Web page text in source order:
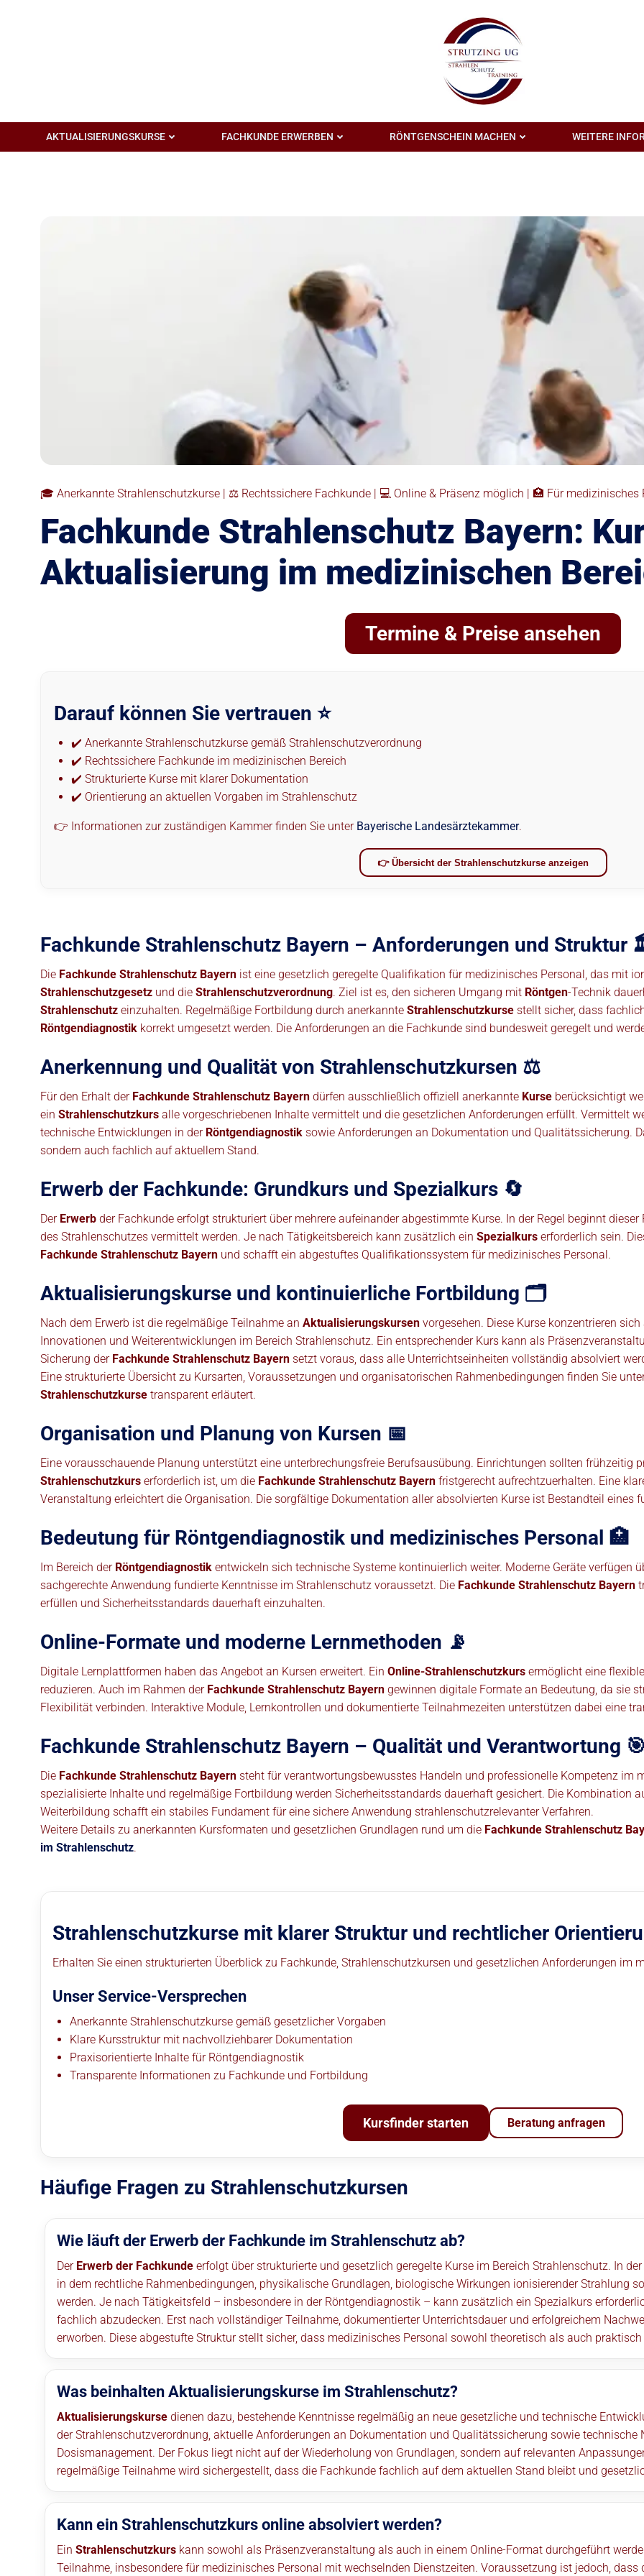
AKTUALISIERUNGSKURSE FACHKUNDE ERWERBEN RÖNTGENSCHEIN MACHEN WEITERE
🎓 Anerkannte Strahlenschutzkurse | ⚖️ Rechtssichere Fachkunde | 💻 Online & Präsenz möglich | 🏥 Für medizinisches
Fachkunde Strahlenschutz Bayern:
Aktualisierung im medizinischen
Termine & Preise ansehen
Darauf können Sie vertrauen ⭐
✔️ Anerkannte Strahlenschutzkurse gemäß Strahlenschutzverordnung
✔️ Rechtssichere Fachkunde im medizinischen Bereich
✔️ Strukturierte Kurse mit klarer Dokumentation
✔️ Orientierung an aktuellen Vorgaben im Strahlenschutz
👉 Informationen zur zuständigen Kammer finden Sie unter Bayerische Landesärztekammer.
👉 Übersicht der Strahlenschutzkurse anzeigen
Fachkunde Strahlenschutz Bayern – Anforderungen und Struktur
Die Fachkunde Strahlenschutz Bayern ist eine gesetzlich geregelte Qualifikation für medizinisches Personal, das mit
Strahlenschutzgesetz und die Strahlenschutzverordnung. Ziel ist es, den sicheren Umgang mit Röntgen-Technik
Strahlenschutz einzuhalten. Regelmäßige Fortbildung durch anerkannte Strahlenschutzkurse stellt sicher, dass
Röntgendiagnostik korrekt umgesetzt werden. Die Anforderungen an die Fachkunde sind bundesweit geregelt und
Anerkennung und Qualität von Strahlenschutzkursen ⚖️
Für den Erhalt der Fachkunde Strahlenschutz Bayern dürfen ausschließlich offiziell anerkannte Kurse berücksichtigt
ein Strahlenschutzkurs alle vorgeschriebenen Inhalte vermittelt und die gesetzlichen Anforderungen erfüllt. Vermittelt
technische Entwicklungen in der Röntgendiagnostik sowie Anforderungen an Dokumentation und Qualitätssicherung.
sondern auch fachlich auf aktuellem Stand.
Erwerb der Fachkunde: Grundkurs und Spezialkurs 🔄
Der Erwerb der Fachkunde erfolgt strukturiert über mehrere aufeinander abgestimmte Kurse. In der Regel beginnt
des Strahlenschutzes vermittelt werden. Je nach Tätigkeitsbereich kann zusätzlich ein Spezialkurs erforderlich sein.
Fachkunde Strahlenschutz Bayern und schafft ein abgestuftes Qualifikationssystem für medizinisches Personal.
Aktualisierungskurse und kontinuierliche Fortbildung 🗂️
Nach dem Erwerb ist die regelmäßige Teilnahme an Aktualisierungskursen vorgesehen. Diese Kurse konzentrieren
Innovationen und Weiterentwicklungen im Bereich Strahlenschutz. Ein entsprechender Kurs kann als
Sicherung der Fachkunde Strahlenschutz Bayern setzt voraus, dass alle Unterrichtseinheiten vollständig absolviert
Eine strukturierte Übersicht zu Kursarten, Voraussetzungen und organisatorischen Rahmenbedingungen finden Sie
Strahlenschutzkurse transparent erläutert.
Organisation und Planung von Kursen 📅
Eine vorausschauende Planung unterstützt eine unterbrechungsfreie Berufsausübung. Einrichtungen sollten frühzeitig
Strahlenschutzkurs erforderlich ist, um die Fachkunde Strahlenschutz Bayern fristgerecht aufrechtzuerhalten. Eine
Veranstaltung erleichtert die Organisation. Die sorgfältige Dokumentation aller absolvierten Kurse ist Bestandteil eines
Bedeutung für Röntgendiagnostik und medizinisches Personal 🏥
Im Bereich der Röntgendiagnostik entwickeln sich technische Systeme kontinuierlich weiter. Moderne Geräte verfügen
sachgerechte Anwendung fundierte Kenntnisse im Strahlenschutz voraussetzt. Die Fachkunde Strahlenschutz Bayern
erfüllen und Sicherheitsstandards dauerhaft einzuhalten.
Online-Formate und moderne Lernmethoden 📡
Digitale Lernplattformen haben das Angebot an Kursen erweitert. Ein Online-Strahlenschutzkurs ermöglicht eine
reduzieren. Auch im Rahmen der Fachkunde Strahlenschutz Bayern gewinnen digitale Formate an Bedeutung, da sie
Flexibilität verbinden. Interaktive Module, Lernkontrollen und dokumentierte Teilnahmezeiten unterstützen dabei eine
Fachkunde Strahlenschutz Bayern – Qualität und Verantwortung
Die Fachkunde Strahlenschutz Bayern steht für verantwortungsbewusstes Handeln und professionelle Kompetenz im
spezialisierte Inhalte und regelmäßige Fortbildung werden Sicherheitsstandards dauerhaft gesichert. Die Kombination
Weiterbildung schafft ein stabiles Fundament für eine sichere Anwendung strahlenschutzrelevanter Verfahren.
Weitere Details zu anerkannten Kursformaten und gesetzlichen Grundlagen rund um die Fachkunde Strahlenschutz
im Strahlenschutz.
Strahlenschutzkurse mit klarer Struktur und rechtlicher
Erhalten Sie einen strukturierten Überblick zu Fachkunde, Strahlenschutzkursen und gesetzlichen Anforderungen im
Unser Service-Versprechen
Anerkannte Strahlenschutzkurse gemäß gesetzlicher Vorgaben
Klare Kursstruktur mit nachvollziehbarer Dokumentation
Praxisorientierte Inhalte für Röntgendiagnostik
Transparente Informationen zu Fachkunde und Fortbildung
Kursfinder starten Beratung anfragen
Häufige Fragen zu Strahlenschutzkursen
Wie läuft der Erwerb der Fachkunde im Strahlenschutz ab?
Der Erwerb der Fachkunde erfolgt über strukturierte und gesetzlich geregelte Kurse im Bereich Strahlenschutz. In
in dem rechtliche Rahmenbedingungen, physikalische Grundlagen, biologische Wirkungen ionisierender Strahlung
werden. Je nach Tätigkeitsfeld – insbesondere in der Röntgendiagnostik – kann zusätzlich ein Spezialkurs
fachlich abzudecken. Erst nach vollständiger Teilnahme, dokumentierter Unterrichtsdauer und erfolgreichem
erworben. Diese abgestufte Struktur stellt sicher, dass medizinisches Personal sowohl theoretisch als auch
Was beinhalten Aktualisierungskurse im Strahlenschutz?
Aktualisierungskurse dienen dazu, bestehende Kenntnisse regelmäßig an neue gesetzliche und technische
der Strahlenschutzverordnung, aktuelle Anforderungen an Dokumentation und Qualitätssicherung sowie
Dosismanagement. Der Fokus liegt nicht auf der Wiederholung von Grundlagen, sondern auf relevanten
regelmäßige Teilnahme wird sichergestellt, dass die Fachkunde fachlich auf dem aktuellen Stand bleibt und
Kann ein Strahlenschutzkurs online absolviert werden?
Ein Strahlenschutzkurs kann sowohl als Präsenzveranstaltung als auch in einem Online-Format durchgeführt
Teilnahme, insbesondere für medizinisches Personal mit wechselnden Dienstzeiten. Voraussetzung ist jedoch,